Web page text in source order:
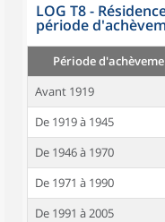
LOG T8 -
période
Période
Avant 1919
De 1919 à 1945
De 1946 à 1970
De 1971 à 1990
De 1991 à 2005